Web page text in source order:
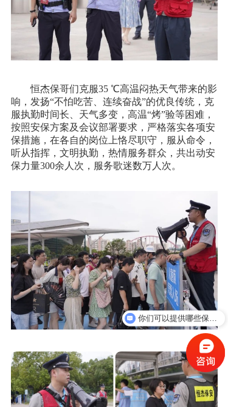
恒杰保哥们克服35 ℃高温闷热天气带来的影
响，发扬“不怕吃苦、连续奋战”的优良传统，克
服执勤时间长、天气多变，高温“烤”验等困难，
按照安保方案及会议部署要求，严格落实各项安
保措施，在各自的岗位上恪尽职守，服从命令，
听从指挥，文明执勤，热情服务群众，共出动安
保力量300余人次，服务歌迷数万人次。